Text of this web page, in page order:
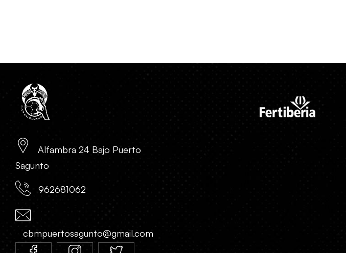
Alfambra 24 Bajo Puerto
Sagunto
962681062
cbmpuertosagunto@gmail.com